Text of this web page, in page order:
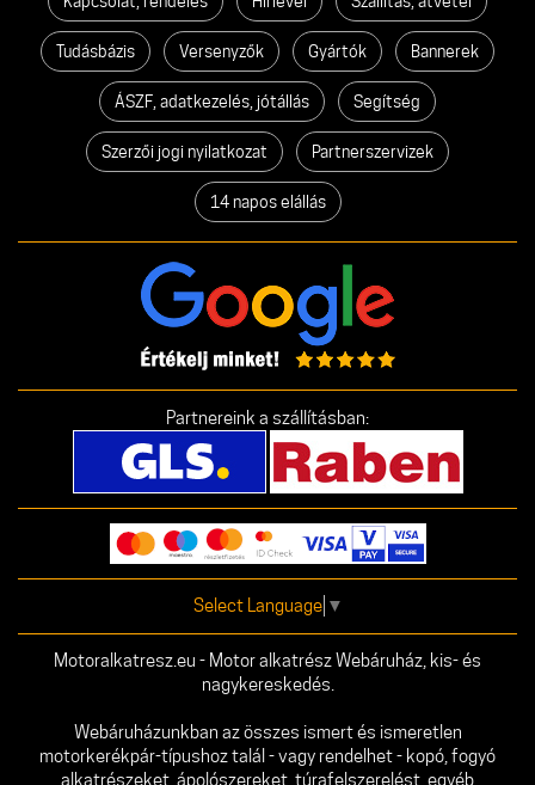
Tudásbázis Versenyzők Gyártók Bannerek
ÁSZF, adatkezelés, jótállás Segítség
Szerzői jogi nyilatkozat Partnerszervizek
14 napos elállás
Partnereink a szállításban:
Select Language ▼
Motoralkatresz.eu - Motor alkatrész Webáruház, kis- és
nagykereskedés.
Webáruházunkban az összes ismert és ismeretlen
motorkerékpár-típushoz talál - vagy rendelhet - kopó, fogyó
alkatrészeket, ápolószereket, túrafelszerelést, egyéb